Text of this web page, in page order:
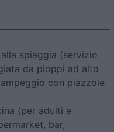
spiaggia (servizio
da pioppi ad alto
con piazzole
(per adulti e
bar,